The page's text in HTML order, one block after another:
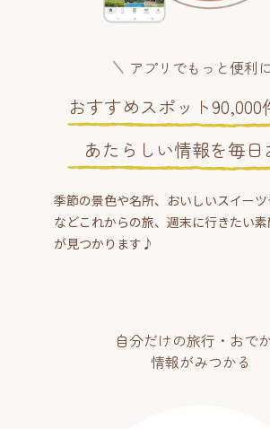
アプリでもっと便利に
おすすめスポット90,000
あたらしい情報を毎日
季節の景色や名所、おいしいスイー
などこれからの旅、週末に行きたい
が見つかります♪
自分だけの旅行・おで
情報がみつかる